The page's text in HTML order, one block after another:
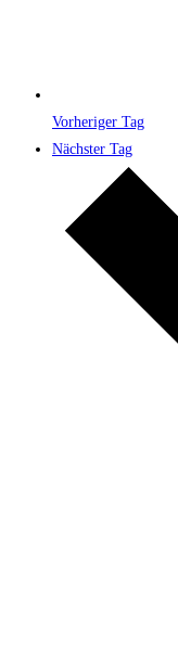
Vorheriger Tag
Nächster Tag